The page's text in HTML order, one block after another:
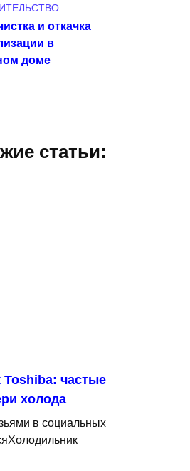
и откачка
в
доме
статьи:
частые
холода
в социальных